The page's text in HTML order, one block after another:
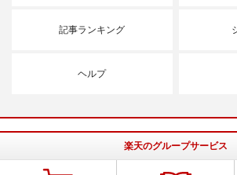
記事ランキング
ヘルプ
楽天のグループサービス